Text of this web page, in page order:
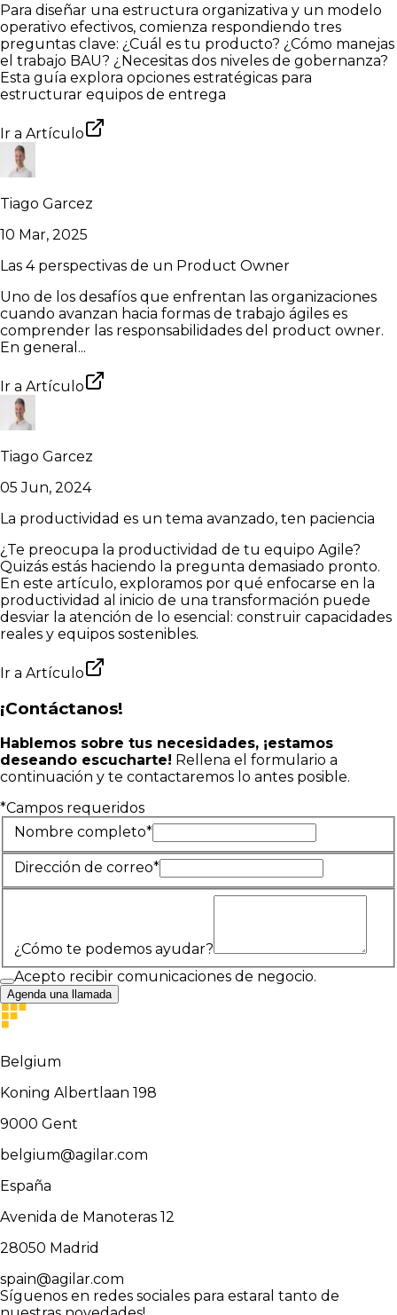
Para diseñar una estructura organizativa y un modelo
operativo efectivos, comienza respondiendo tres
preguntas clave: ¿Cuál es tu producto? ¿Cómo manejas
el trabajo BAU? ¿Necesitas dos niveles de gobernanza?
Esta guía explora opciones estratégicas para
estructurar equipos de entrega
Ir a Artículo
Tiago Garcez
10 Mar, 2025
Las 4 perspectivas de un Product Owner
Uno de los desafíos que enfrentan las organizaciones
cuando avanzan hacia formas de trabajo ágiles es
comprender las responsabilidades del product owner.
En general...
Ir a Artículo
Tiago Garcez
05 Jun, 2024
La productividad es un tema avanzado, ten paciencia
¿Te preocupa la productividad de tu equipo Agile?
Quizás estás haciendo la pregunta demasiado pronto.
En este artículo, exploramos por qué enfocarse en la
productividad al inicio de una transformación puede
desviar la atención de lo esencial: construir capacidades
reales y equipos sostenibles.
Ir a Artículo
¡Contáctanos!
Hablemos sobre tus necesidades, ¡estamos
deseando escucharte! Rellena el formulario a
continuación y te contactaremos lo antes posible.
*Campos requeridos
Nombre completo*
Dirección de correo*
¿Cómo te podemos ayudar?
Acepto recibir comunicaciones de negocio.
Agenda una llamada
Belgium
Koning Albertlaan 198
9000 Gent
belgium@agilar.com
España
Avenida de Manoteras 12
28050 Madrid
spain@agilar.com
Síguenos en redes sociales para estaral tanto de